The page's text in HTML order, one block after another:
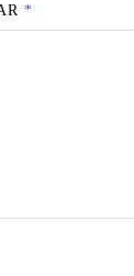
*